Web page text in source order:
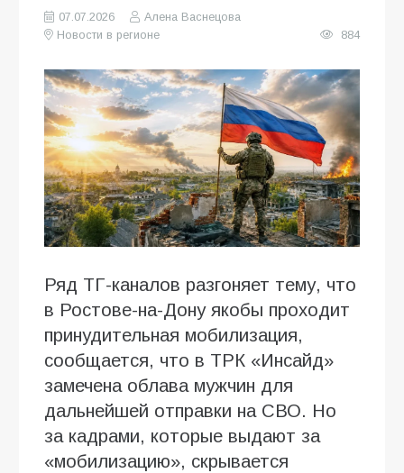
07.07.2026
Алена Васнецова
Новости в регионе
884
Ряд ТГ-каналов разгоняет тему, что
в Ростове-на-Дону якобы проходит
принудительная мобилизация,
сообщается, что в ТРК «Инсайд»
замечена облава мужчин для
дальнейшей отправки на СВО. Но
за кадрами, которые выдают за
«мобилизацию», скрывается